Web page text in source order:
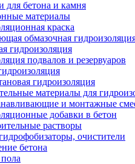
для бетона и камня
материалы
краска
обмазочная
гидроизоляция
подвалов и резервуаров
гидроизоляция
материалы для
и монтажные
добавки в бетон
растворы
очистители
бетона